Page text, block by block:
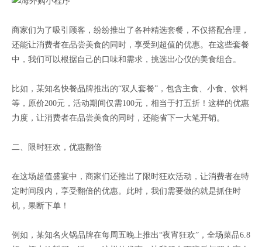
商家们为了吸引顾客，纷纷推出了各种精选套餐，不仅搭配合理，
还能让消费者在品尝美食的同时，享受到超值的优惠。在这些套餐
中，我们可以根据自己的口味和需求，挑选出心仪的美食组合。
比如，某知名快餐品牌推出的“双人套餐”，包含主食、小食、饮料
等，原价200元，活动期间仅需100元，相当于打五折！这样的优惠
力度，让消费者在品尝美食的同时，还能省下一大笔开销。
二、限时狂欢，优惠翻倍
在这场超值盛宴中，商家们还推出了限时狂欢活动，让消费者在特
定时间段内，享受翻倍的优惠。此时，我们需要做的就是抓住时
机，果断下单！
例如，某知名火锅品牌在每周五晚上推出“夜宵狂欢”，全场菜品6.8